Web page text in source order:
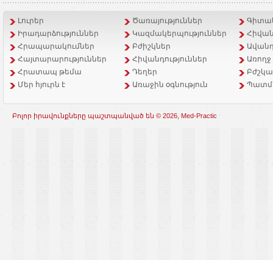
Լուրեր Ծառայություններ
Իրադարձություններ
Կազմակերպություններ
Հրապարակումներ
Բժիշկներ
Հայտարարություններ
Հիվանդություններ
Հրատապ թեմա
Դեղեր
Մեր հյուրն է
Առաջին օգնություն
Բոլոր իրավունքները պաշտպանված են © 2026, Med-Practic